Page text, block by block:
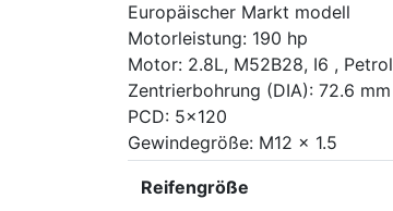
Europäischer Markt modell
Motorleistung: 190 hp
Motor: 2.8L, M52B28, I6 , Petrol
Zentrierbohrung (DIA): 72.6 mm
PCD: 5x120
Gewindegröße: M12 x 1.5
Reifengröße